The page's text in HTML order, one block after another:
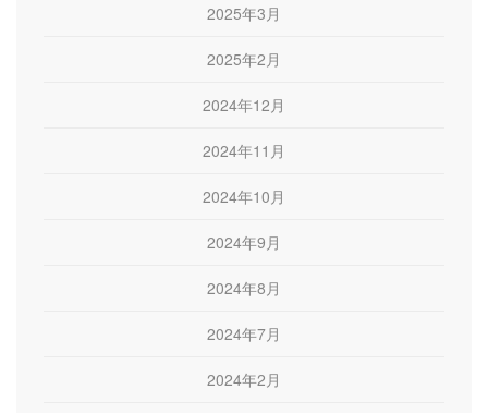
2025年3月
2025年2月
2024年12月
2024年11月
2024年10月
2024年9月
2024年8月
2024年7月
2024年2月